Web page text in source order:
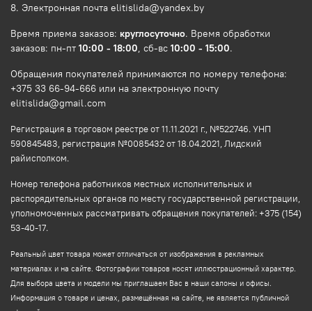
8. Электронная почта elitislida@yandex.by
Время приема заказов: круглосуточно. Время обработки
заказов: пн-пт 10:00 - 18:00, сб-вс 10:00 - 15:00.
Обращения покупателей принимаются по номеру телефона:
+375 33 66-94-666 или на электронную почту
elitislida@gmail.com
Регистрация в торговом реестре от 11.11.2021 г., №522746. УНП
590845483, регистрация №0085432 от 18.04.2021, Лидский
райисполком.
Номер телефона работников местных исполнительных и
распорядительных органов по месту государственной регистрации,
уполномоченных рассматривать обращения покупателей: +375 (154)
53-40-17.
Реальный цвет товара может отличаться от изображения в рекламных
материалах и на сайте. Фотографии товаров носят иллюстрационный характер.
Для выбора цвета и модели мы приглашаем Вас в наши салоны и офисы.
Информация о товаре и ценах, размещённая на сайте, не является публичной